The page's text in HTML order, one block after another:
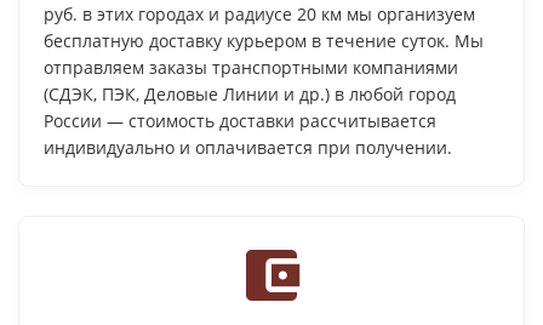
руб. в этих городах и радиусе 20 км мы организуем
бесплатную доставку курьером в течение суток. Мы
отправляем заказы транспортными компаниями
(СДЭК, ПЭК, Деловые Линии и др.) в любой город
России — стоимость доставки рассчитывается
индивидуально и оплачивается при получении.